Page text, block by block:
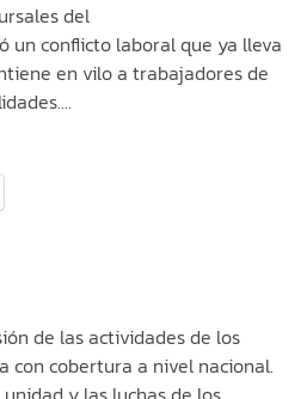
del
un conflicto laboral que ya lleva
en vilo a trabajadores de
de las actividades de los
con cobertura a nivel nacional.